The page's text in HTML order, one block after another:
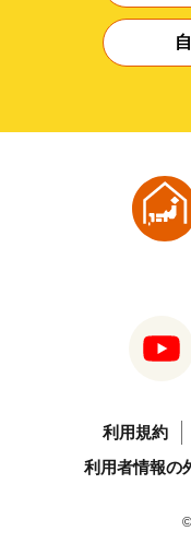
利用規約
利用者情報の